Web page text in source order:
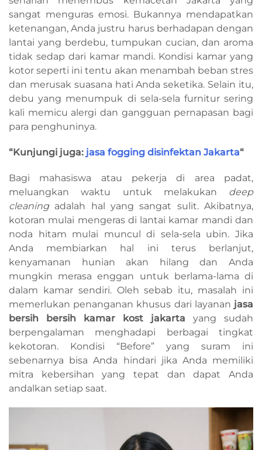
sangat menguras emosi. Bukannya mendapatkan
ketenangan, Anda justru harus berhadapan dengan
lantai yang berdebu, tumpukan cucian, dan aroma
tidak sedap dari kamar mandi. Kondisi kamar yang
kotor seperti ini tentu akan menambah beban stres
dan merusak suasana hati Anda seketika. Selain itu,
debu yang menumpuk di sela-sela furnitur sering
kali memicu alergi dan gangguan pernapasan bagi
para penghuninya.
“Kunjungi juga: jasa fogging disinfektan Jakarta“
Bagi mahasiswa atau pekerja di area padat,
meluangkan waktu untuk melakukan deep
cleaningadalah hal yang sangat sulit. Akibatnya,
kotoran mulai mengeras di lantai kamar mandi dan
noda hitam mulai muncul di sela-sela ubin. Jika
Anda membiarkan hal ini terus berlanjut,
kenyamanan hunian akan hilang dan Anda
mungkin merasa enggan untuk berlama-lama di
dalam kamar sendiri. Oleh sebab itu, masalah ini
memerlukan penanganan khusus dari layanan jasa
bersih bersih kamar kost jakarta yang sudah
berpengalaman menghadapi berbagai tingkat
kekotoran. Kondisi “Before” yang suram ini
sebenarnya bisa Anda hindari jika Anda memiliki
mitra kebersihan yang tepat dan dapat Anda
andalkan setiap saat.